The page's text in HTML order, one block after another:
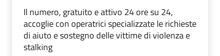
Il numero, gratuito e attivo 24 ore su 24,
accoglie con operatrici specializzate le richieste
di aiuto e sostegno delle vittime di violenza e
stalking